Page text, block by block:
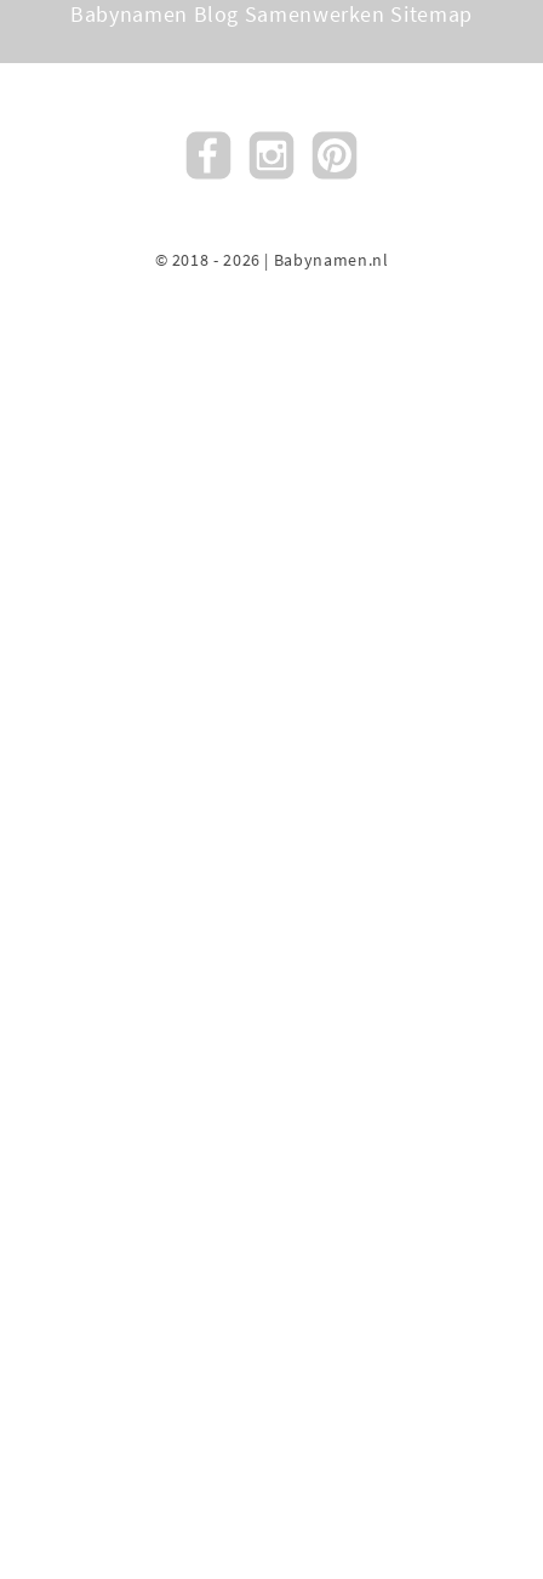
Babynamen Blog Samenwerken Sitemap
© 2018 - 2026 | Babynamen.nl